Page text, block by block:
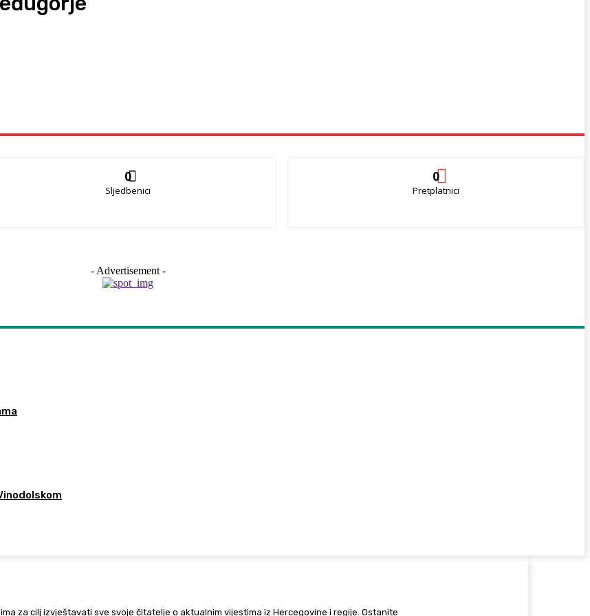
0
Sljedbenici
0
Pretplatnici
- Advertisement -
za cilj izvještavati sve svoje čitatelje o aktualnim vijestima iz Hercegovine i regije. Ostanite